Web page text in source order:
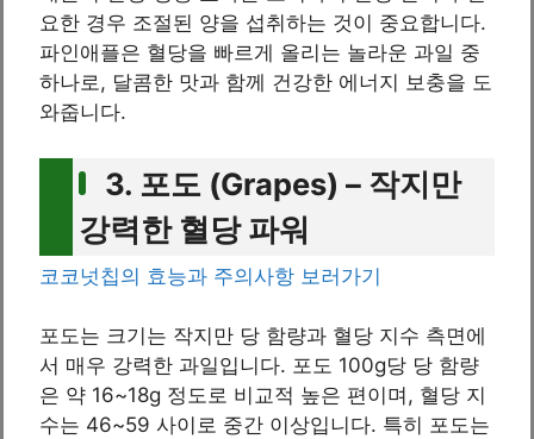
요한 경우 조절된 양을 섭취하는 것이 중요합니다.
파인애플은 혈당을 빠르게 올리는 놀라운 과일 중
하나로, 달콤한 맛과 함께 건강한 에너지 보충을 도
와줍니다.
3. 포도 (Grapes) – 작지만
강력한 혈당 파워
코코넛칩의 효능과 주의사항 보러가기
포도는 크기는 작지만 당 함량과 혈당 지수 측면에
서 매우 강력한 과일입니다. 포도 100g당 당 함량
은 약 16~18g 정도로 비교적 높은 편이며, 혈당 지
수는 46~59 사이로 중간 이상입니다. 특히 포도는